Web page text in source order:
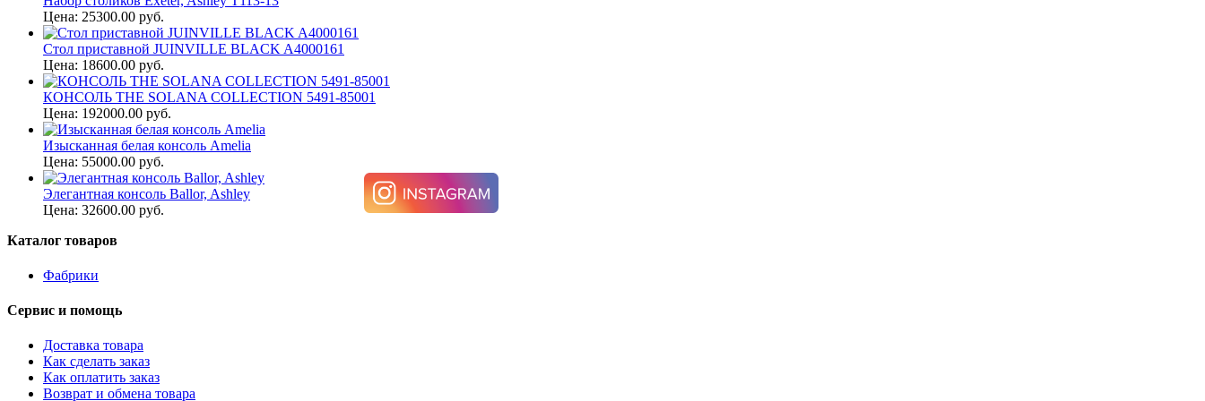
Цена: 25300.00 руб.
Стол приставной JUINVILLE BLACK A4000161
Цена: 18600.00 руб.
КОНСОЛЬ THE SOLANA COLLECTION 5491-85001
Цена: 192000.00 руб.
Изысканная белая консоль Amelia
Цена: 55000.00 руб.
Элегантная консоль Ballor, Ashley
Цена: 32600.00 руб.
Каталог товаров
Фабрики
Сервис и помощь
Доставка товара
Как сделать заказ
Как оплатить заказ
Возврат и обмена товара